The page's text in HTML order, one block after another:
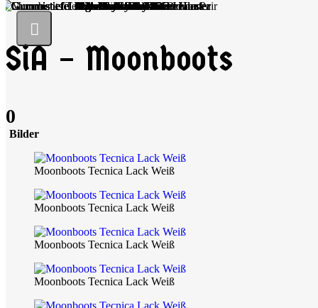
SiA – Moonboots
0
Bilder
Moonboots Tecnica Lack Weiß
Moonboots Tecnica Lack Weiß
Moonboots Tecnica Lack Weiß
Moonboots Tecnica Lack Weiß